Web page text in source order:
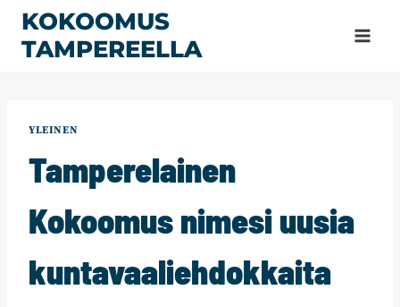
Siirry
sisältöön
KOKOOMUS
TAMPEREELLA
YLEINEN
Tamperelainen
Kokoomus nimesi uusia
kuntavaaliehdokkaita